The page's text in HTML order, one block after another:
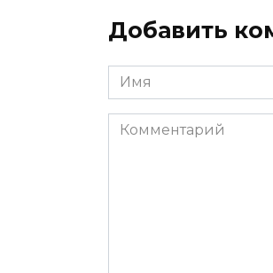
Добавить
Имя
*
Комментарий